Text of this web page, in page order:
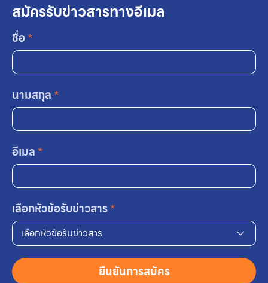
สมัครรับข่าวสารทางอีเมล
ชื่อ*
นามสกุล *
อีเมล *
เลือกหัวข้อรับข่าวสาร*
เลือกหัวข้อรับข่าวสาร
ยืนยันการสมัคร